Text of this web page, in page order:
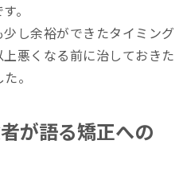
。
し余裕ができたタイミング
悪くなる前に治しておきた
。
が語る矯正への